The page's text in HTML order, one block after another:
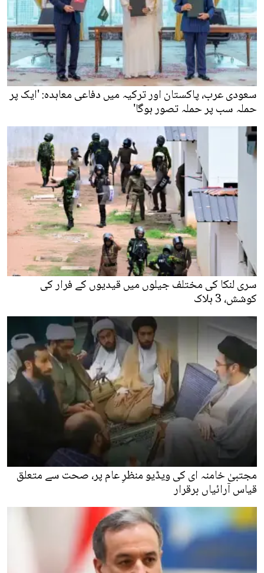
سعودی عرب، پاکستان اور ترکیہ میں دفاعی معاہدہ: 'ایک پر
حملہ سب پر حملہ تصور ہوگا'
سری لنکا کی مختلف جیلوں میں قیدیوں کے فرار کی
کوشش، 3 ہلاک
مجتبیٰ خامنہ ای کی ویڈیو منظرِ عام پر، صحت سے متعلق
قیاس آرائیاں برقرار